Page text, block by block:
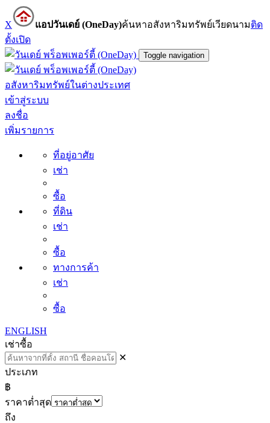
X แอปวันเดย์ (OneDay)ค้นหาอสังหาริมทรัพย์เวียดนามติด
ตั้งเปิด
Toggle navigation
อสังหาริมทรัพย์ในต่างประเทศ
เข้าสู่ระบบ
ลงชื่อ
เพิ่มรายการ
ที่อยู่อาศัย
เช่า
ซื้อ
ที่ดิน
เช่า
ซื้อ
ทางการค้า
เช่า
ซื้อ
ENGLISH
เช่าซื้อ
✕
ประเภท
฿
ราคาต่ำสุด
ถึง